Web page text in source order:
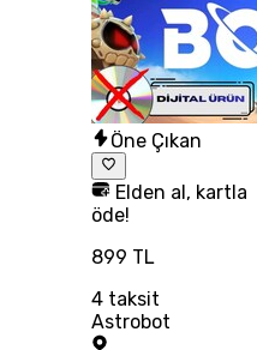
Öne Çıkan
Elden al, kartla
öde!
899 TL
4taksit
Astrobot